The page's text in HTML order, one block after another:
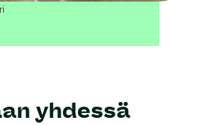
yhdessä